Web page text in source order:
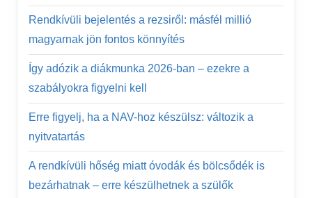
Rendkívüli bejelentés a rezsiről: másfél millió
magyarnak jön fontos könnyítés
Így adózik a diákmunka 2026-ban – ezekre a
szabályokra figyelni kell
Erre figyelj, ha a NAV-hoz készülsz: változik a
nyitvatartás
A rendkívüli hőség miatt óvodák és bölcsődék is
bezárhatnak – erre készülhetnek a szülők